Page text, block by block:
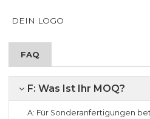
DEIN LOGO
FAQ
F: Was Ist Ihr MOQ?
A: Für Sonderanfertigungen